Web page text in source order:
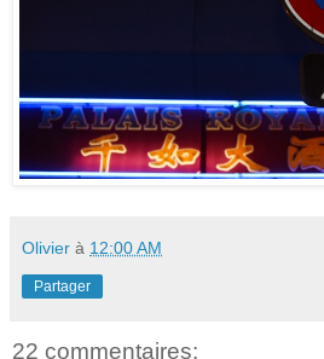
Olivier à 12:00 AM
Partager
22 commentaires: